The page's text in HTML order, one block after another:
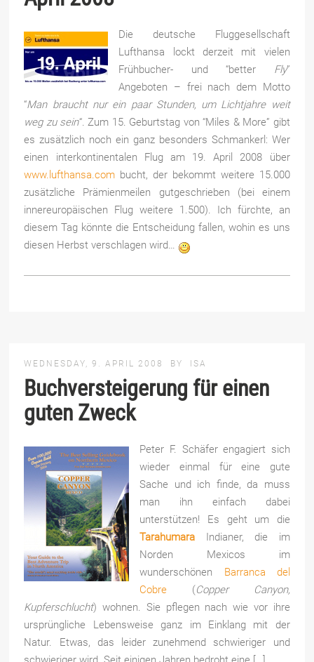
Die deutsche Fluggesellschaft
Lufthansa lockt derzeit mit vielen
Frühbucher- und “better Fly”
Angeboten – frei nach dem Motto
“Man braucht nur ein paar Stunden, um Lichtjahre weit
weg zu sein“. Zum 15. Geburtstag von “Miles & More” gibt
es zusätzlich noch ein ganz besonders Schmankerl: Wer
einen interkontinentalen Flug am 19. April 2008 über
www.lufthansa.com bucht, der bekommt weitere 15.000
zusätzliche Prämienmeilen gutgeschrieben (bei einem
innereuropäischen Flug weitere 1.500). Ich fürchte, an
diesem Tag könnte die Entscheidung fallen, wohin es uns
diesen Herbst verschlagen wird…
WEDNESDAY, 9. APRIL 2008 BY ISA
Buchversteigerung für einen
guten Zweck
Peter F. Schäfer engagiert sich
wieder einmal für eine gute
Sache und ich finde, da muss
man ihn einfach dabei
unterstützen! Es geht um die
Tarahumara Indianer, die im
Norden Mexicos im
wunderschönen Barranca del
Cobre (Copper Canyon,
Kupferschlucht) wohnen. Sie pflegen nach wie vor ihre
ursprüngliche Lebensweise ganz im Einklang mit der
Natur. Etwas, das leider zunehmend schwieriger und